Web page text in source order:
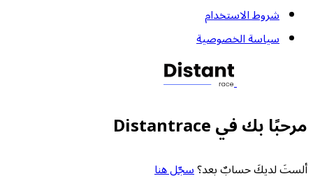
شروط الاستخدام
سياسة الخصوصية
مرحبًا بك في Distantrace
ألستَ لديكَ حسابٌ بعد؟سجّل هنا